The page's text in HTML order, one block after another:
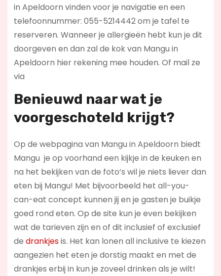
in Apeldoorn vinden voor je navigatie en een
telefoonnummer: 055-5214442 om je tafel te
reserveren. Wanneer je allergieën hebt kun je dit
doorgeven en dan zal de kok van Mangu in
Apeldoorn hier rekening mee houden. Of mail ze
via
Benieuwd naar wat je
voorgeschoteld krijgt?
Op de webpagina van Mangu in Apeldoorn biedt
Mangu je op voorhand een kijkje in de keuken en
na het bekijken van de foto’s wil je niets liever dan
eten bij Mangu! Met bijvoorbeeld het all-you-
can-eat concept kunnen jij en je gasten je buikje
goed rond eten. Op de site kun je even bekijken
wat de tarieven zijn en of dit inclusief of exclusief
de drankjesis. Het kan lonen all inclusive te kiezen
aangezien het eten je dorstig maakt en met de
drankjes erbij in kun je zoveel drinken als je wilt!